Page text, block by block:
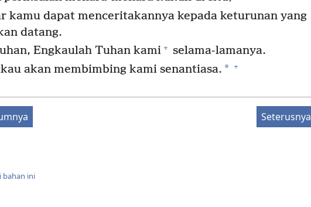
kamu dapat menceritakannya kepada keturunan yang
datang.
Engkaulah Tuhan kami + selama-lamanya.
akan membimbing kami senantiasa. * +
Seterusnya
bahan ini